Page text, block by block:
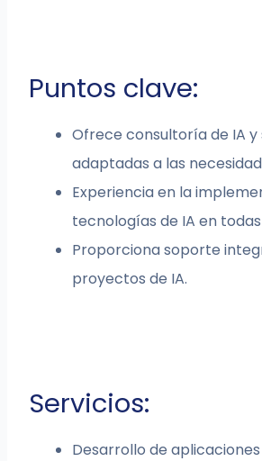
Puntos clave:
Ofrece consultoría de IA y
adaptadas a las
Experiencia en la
tecnologías de IA en
Proporciona soporte
proyectos de IA.
Servicios:
Desarrollo de aplicaciones